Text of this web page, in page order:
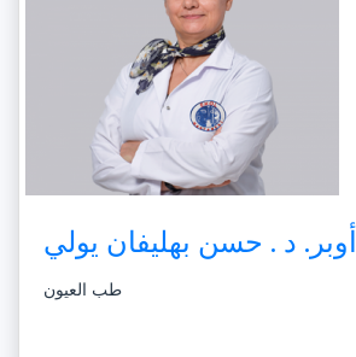
أوبر. د . حسن بهليفان يولي
طب العيون